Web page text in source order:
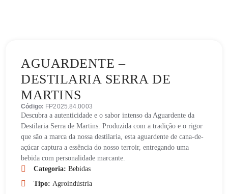
AGUARDENTE –
DESTILARIA SERRA DE
MARTINS
Código: FP2025.84.0003
Descubra a autenticidade e o sabor intenso da Aguardente da
Destilaria Serra de Martins. Produzida com a tradição e o rigor
que são a marca da nossa destilaria, esta aguardente de cana-de-
açúcar captura a essência do nosso terroir, entregando uma
bebida com personalidade marcante.
Categoria:Bebidas
Tipo:Agroindústria